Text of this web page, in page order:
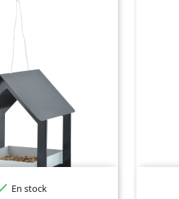
En stock